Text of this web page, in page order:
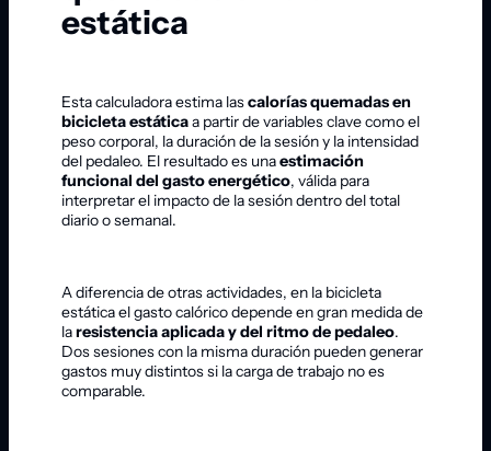
estática
Esta calculadora estima lascalorías quemadas en
bicicleta estáticaa partir de variables clave como el
peso corporal, la duración de la sesión y la intensidad
del pedaleo. El resultado es unaestimación
funcional del gasto energético, válida para
interpretar el impacto de la sesión dentro del total
diario o semanal.
A diferencia de otras actividades, en la bicicleta
estática el gasto calórico depende en gran medida de
laresistencia aplicada y del ritmo de pedaleo.
Dos sesiones con la misma duración pueden generar
gastos muy distintos si la carga de trabajo no es
comparable.